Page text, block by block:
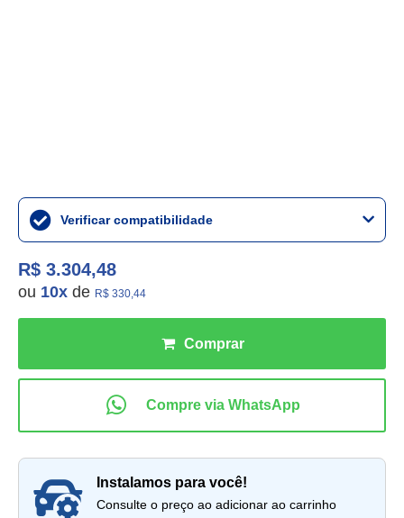
Verificar compatibilidade
R$ 3.304,48
ou 10x de R$ 330,44
instalamos para você!
Consulte o preço ao adicionar ao carrinho